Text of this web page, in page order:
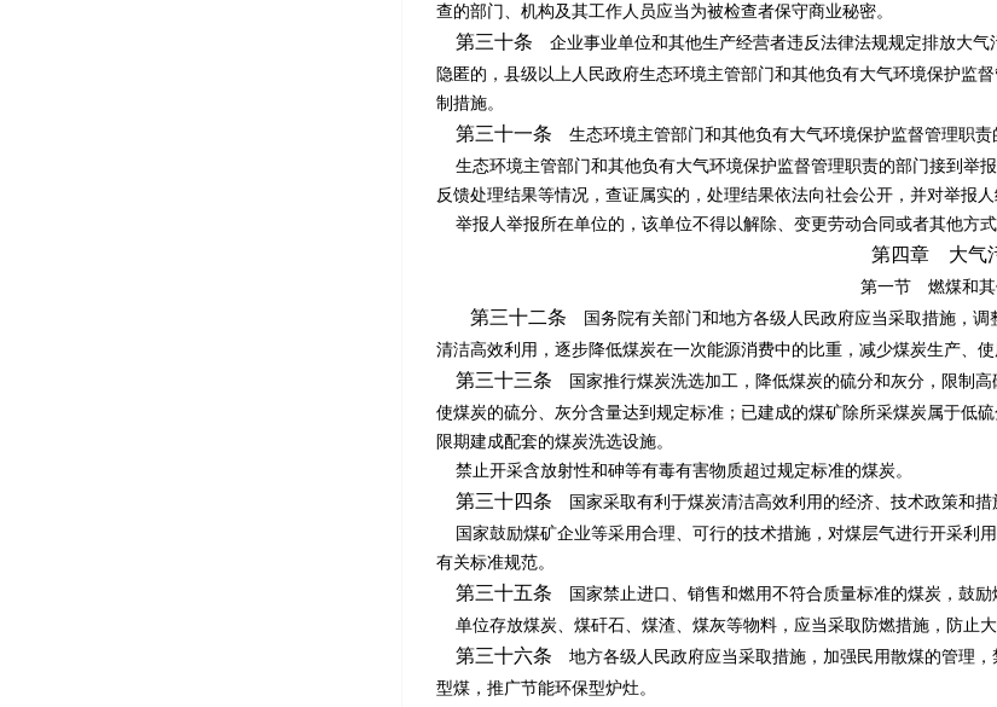
查的部门、机构及其工作人员应当为被检查者保守商业秘密。
第三十条 企业事业单位和其他生产经营者违反法律法规规定排放大
隐匿的，县级以上人民政府生态环境主管部门和其他负有大气环境保护监
制措施。
第三十一条 生态环境主管部门和其他负有大气环境保护监督管理职责
生态环境主管部门和其他负有大气环境保护监督管理职责的部门接到举
反馈处理结果等情况，查证属实的，处理结果依法向社会公开，并对举报人
举报人举报所在单位的，该单位不得以解除、变更劳动合同或者其他方式
第四章 大气
第一节 燃煤和其
第三十二条 国务院有关部门和地方各级人民政府应当采取措施，
清洁高效利用，逐步降低煤炭在一次能源消费中的比重，减少煤炭生产、
第三十三条 国家推行煤炭洗选加工，降低煤炭的硫分和灰分，限制
使煤炭的硫分、灰分含量达到规定标准；已建成的煤矿除所采煤炭属于低
限期建成配套的煤炭洗选设施。
禁止开采含放射性和砷等有毒有害物质超过规定标准的煤炭。
第三十四条 国家采取有利于煤炭清洁高效利用的经济、技术政策和措
国家鼓励煤矿企业等采用合理、可行的技术措施，对煤层气进行开采利
有关标准规范。
第三十五条 国家禁止进口、销售和燃用不符合质量标准的煤炭，鼓励
单位存放煤炭、煤矸石、煤渣、煤灰等物料，应当采取防燃措施，防止大
第三十六条 地方各级人民政府应当采取措施，加强民用散煤的管理
型煤，推广节能环保型炉灶。